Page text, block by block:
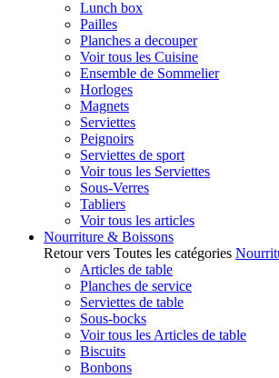
Lunch box
Pailles
Planches a decouper
Voir tous les Cuisine
Ensemble de Sommelier
Horloges
Magnets
Serviettes
Peignoirs
Serviettes de sport
Voir tous les Serviettes
Sous-Verres
Tabliers
Voir tous les articles
Nourriture & Boissons
Retour vers Toutes les catégories
Articles de table
Planches de service
Serviettes de table
Sous-bocks
Voir tous les Articles de table
Biscuits
Bonbons